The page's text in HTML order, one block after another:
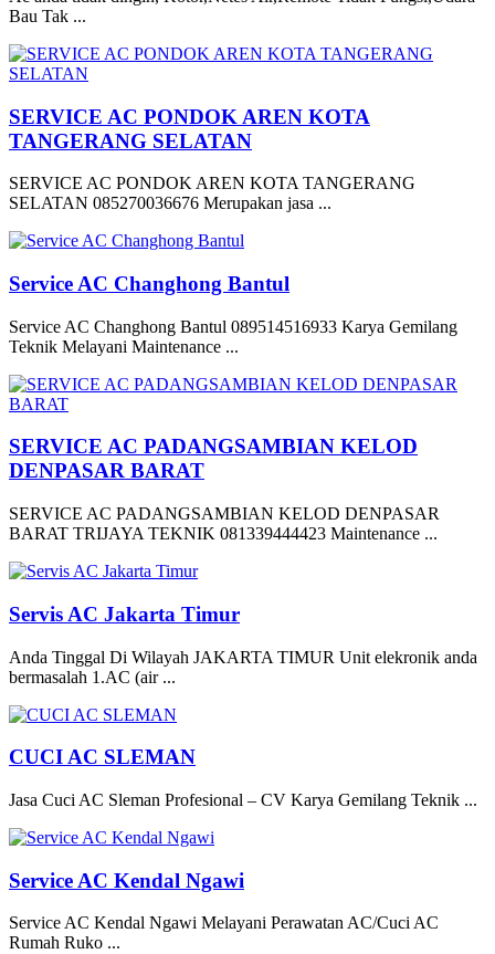
Bau Tak ...
SERVICE AC PONDOK AREN KOTA
TANGERANG SELATAN
SERVICE AC PONDOK AREN KOTA TANGERANG
SELATAN 085270036676 Merupakan jasa ...
Service AC Changhong Bantul
Service AC Changhong Bantul 089514516933 Karya Gemilang
Teknik Melayani Maintenance ...
SERVICE AC PADANGSAMBIAN KELOD
DENPASAR BARAT
SERVICE AC PADANGSAMBIAN KELOD DENPASAR
BARAT TRIJAYA TEKNIK 081339444423 Maintenance ...
Servis AC Jakarta Timur
Anda Tinggal Di Wilayah JAKARTA TIMUR Unit elekronik anda
bermasalah 1.AC (air ...
CUCI AC SLEMAN
Jasa Cuci AC Sleman Profesional – CV Karya Gemilang Teknik ...
Service AC Kendal Ngawi
Service AC Kendal Ngawi Melayani Perawatan AC/Cuci AC
Rumah Ruko ...